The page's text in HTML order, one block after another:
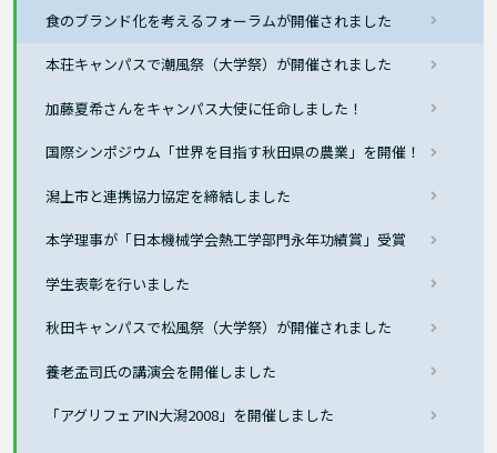
食のブランド化を考えるフォーラムが開催されました
本荘キャンパスで潮風祭（大学祭）が開催されました
加藤夏希さんをキャンパス大使に任命しました！
国際シンポジウム「世界を目指す秋田県の農業」を開催！
潟上市と連携協力協定を締結しました
本学理事が「日本機械学会熱工学部門永年功績賞」受賞
学生表彰を行いました
秋田キャンパスで松風祭（大学祭）が開催されました
養老孟司氏の講演会を開催しました
「アグリフェアIN大潟2008」を開催しました